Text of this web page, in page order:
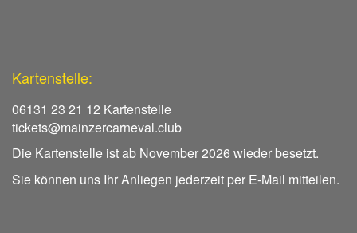
Kartenstelle:
06131 23 21 12 Kartenstelle
tickets@mainzercarneval.club
Die Kartenstelle ist ab November 2026 wieder besetzt.
Sie können uns Ihr Anliegen jederzeit per E-Mail mitteilen.